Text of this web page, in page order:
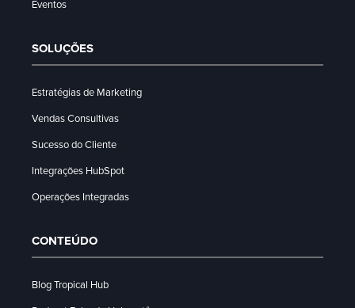
Eventos
SOLUÇÕES
Estratégias de Marketing
Vendas Consultivas
Sucesso do Cliente
Integrações HubSpot
Operações Integradas
CONTEÚDO
Blog Tropical Hub